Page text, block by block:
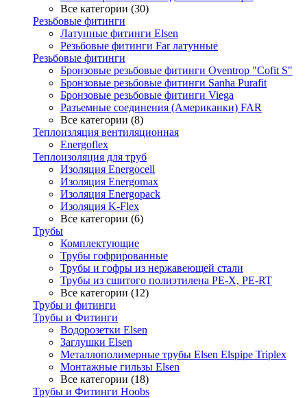
Все категории (30)
Резьбовые фитинги
Латунные фитинги Elsen
Резьбовые фитинги Far латунные
Резьбовые фитинги
Бронзовые резьбовые фитинги Oventrop "Cofit S"
Бронзовые резьбовые фитинги Sanha Purafit
Бронзовые резьбовые фитинги Viega
Разъемные соединения (Американки) FAR
Все категории (8)
Теплоизляция вентиляционная
Energoflex
Теплоизоляция для труб
Изоляция Energocell
Изоляция Energomax
Изоляция Energopack
Изоляция K-Flex
Все категории (6)
Трубы
Комплектующие
Трубы гофрированные
Трубы и гофры из нержавеющей стали
Трубы из сшитого полиэтилена PE-X, PE-RT
Все категории (12)
Трубы и фитинги
Трубы и Фитинги
Водорозетки Elsen
Заглушки Elsen
Металлополимерные трубы Elsen Elspipe Triplex
Монтажные гильзы Elsen
Все категории (18)
Трубы и Фитинги Hoobs